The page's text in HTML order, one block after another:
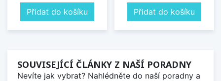
Přidat do košíku Přidat do košíku
SOUVISEJÍCÍ ČLÁNKY Z NAŠÍ PORADNY
Nevíte jak vybrat? Nahlédněte do naší poradny a